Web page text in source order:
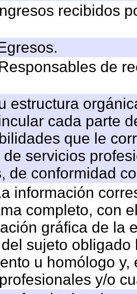
recibidos
de
estructura
cada parte
que le
de servicios
de conformidad
información
completo, con
gráfica de la
sujeto
u homólogo
y/o